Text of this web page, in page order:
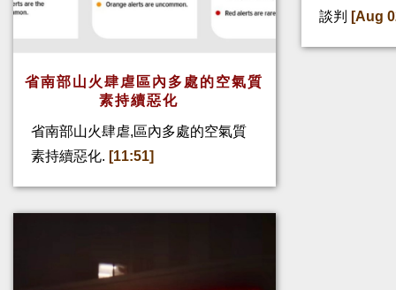
省南部山火肆虐區內多處的空氣質
素持續惡化
省南部山火肆虐,區內多處的空氣質
素持續惡化. [11:51]
談判
[Aug